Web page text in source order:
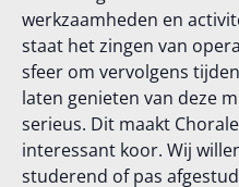
werkzaamheden en
staat het zingen van
sfeer om vervolgens
laten genieten van deze
serieus. Dit maakt
interessant koor. Wij
studerend of pas